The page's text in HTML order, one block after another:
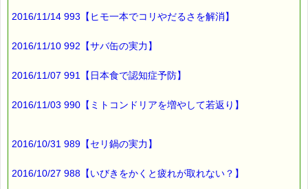
画面から離れて見る
アイテムを使用する
あるそうです。
パソコンやタブレットの
2016/11/14 993【ヒモ一本でコリやだるさを解消】
2016/11/10 992【サバ缶の実力】
2016/11/07 991【日本食で認知症予防】
2016/11/03 990【ミトコンドリアを増やして若返り】
2016/10/31 989【セリ鍋の実力】
2016/10/27 988【いびきをかくと疲れが取れない？】